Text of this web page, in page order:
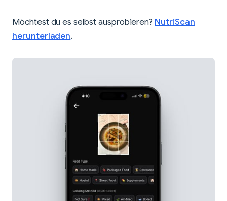
Möchtest du es selbst ausprobieren? NutriScan
herunterladen.